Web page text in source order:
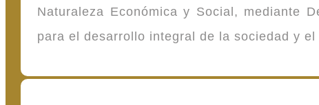
Naturaleza Económica y Social, mediante
para el desarrollo integral de la sociedad y